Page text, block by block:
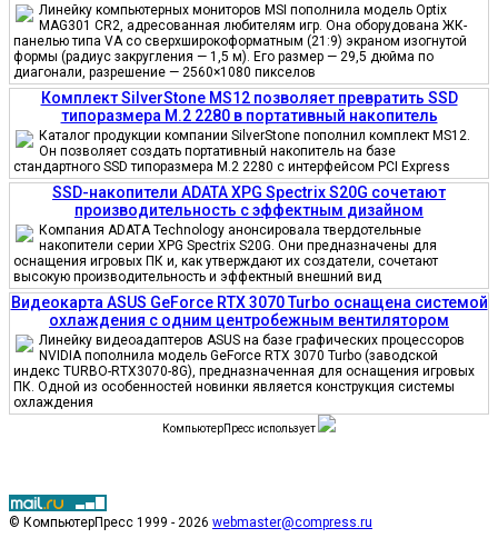
Линейку компьютерных мониторов MSI пополнила модель Optix
MAG301 CR2, адресованная любителям игр. Она оборудована ЖК-
панелью типа VA со сверхширокоформатным (21:9) экраном изогнутой
формы (радиус закругления — 1,5 м). Его размер — 29,5 дюйма по
диагонали, разрешение — 2560×1080 пикселов
Комплект SilverStone MS12 позволяет превратить SSD
типоразмера M.2 2280 в портативный накопитель
Каталог продукции компании SilverStone пополнил комплект MS12.
Он позволяет создать портативный накопитель на базе
стандартного SSD типоразмера M.2 2280 с интерфейсом PCI Express
SSD-накопители ADATA XPG Spectrix S20G сочетают
производительность с эффектным дизайном
Компания ADATA Technology анонсировала твердотельные
накопители серии XPG Spectrix S20G. Они предназначены для
оснащения игровых ПК и, как утверждают их создатели, сочетают
высокую производительность и эффектный внешний вид
Видеокарта ASUS GeForce RTX 3070 Turbo оснащена системой
охлаждения с одним центробежным вентилятором
Линейку видеоадаптеров ASUS на базе графических процессоров
NVIDIA пополнила модель GeForce RTX 3070 Turbo (заводской
индекс TURBO-RTX3070-8G), предназначенная для оснащения игровых
ПК. Одной из особенностей новинки является конструкция системы
охлаждения
КомпьютерПресс использует
© КомпьютерПресс 1999 - 2026 webmaster@compress.ru